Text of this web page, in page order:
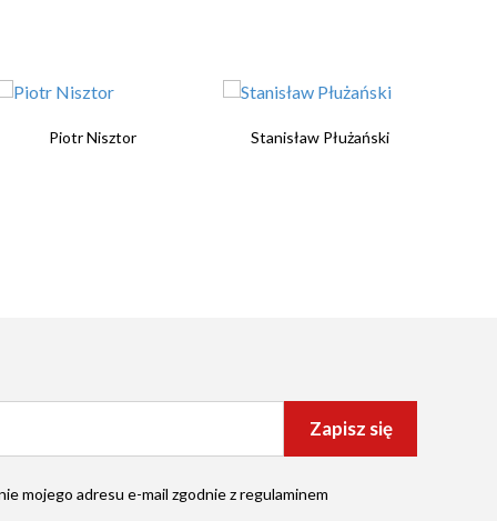
Piotr Nisztor Stanisław Płużański
Zapisz się
mojego adresu e-mail zgodnie zregulaminem